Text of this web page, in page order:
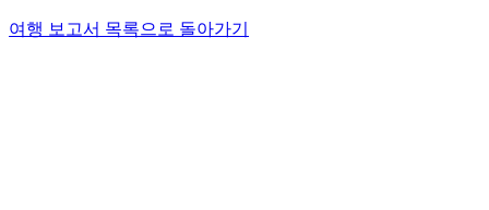
여행 보고서 목록으로 돌아가기